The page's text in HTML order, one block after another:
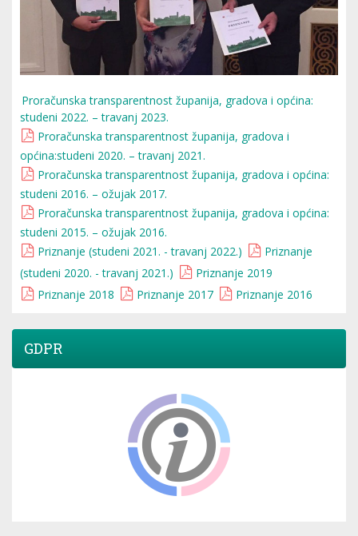
Proračunska transparentnost županija, gradova i općina:
studeni 2022. – travanj 2023.
Proračunska transparentnost županija, gradova i
općina:studeni 2020. – travanj 2021.
Proračunska transparentnost županija, gradova i općina:
studeni 2016. – ožujak 2017.
Proračunska transparentnost županija, gradova i općina:
studeni 2015. – ožujak 2016.
Priznanje (studeni 2021. - travanj 2022.)
Priznanje
(studeni 2020. - travanj 2021.)
Priznanje 2019
Priznanje 2018
Priznanje 2017 Priznanje 2016
GDPR